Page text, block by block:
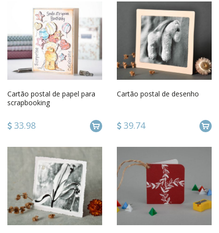
Cartão postal de papel para
scrapbooking
33.98
Cartão postal de desenho
39.74